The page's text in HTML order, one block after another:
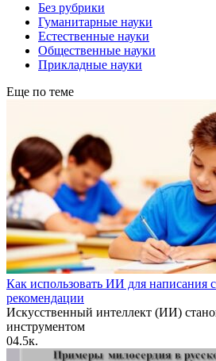
Без рубрики
Гуманитарные науки
Естественные науки
Общественные науки
Прикладные науки
Еще по теме
Как использовать ИИ для написания
рекомендации
Искусственный интеллект (ИИ)
инструментом
04.5к.